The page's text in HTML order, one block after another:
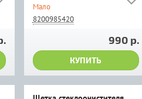
Мало
8200985420
990 р.
КУПИТЬ